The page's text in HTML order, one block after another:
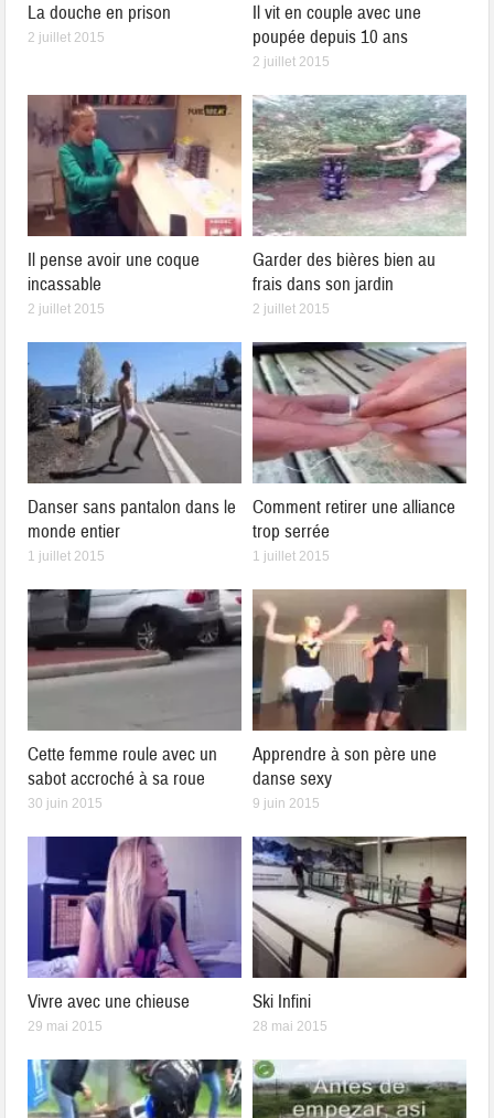
La douche en prison
2 juillet 2015
Il vit en couple avec une
poupée depuis 10 ans
2 juillet 2015
Il pense avoir une coque
incassable
2 juillet 2015
Garder des bières bien au
frais dans son jardin
2 juillet 2015
Danser sans pantalon dans le
monde entier
1 juillet 2015
Comment retirer une alliance
trop serrée
1 juillet 2015
Cette femme roule avec un
sabot accroché à sa roue
30 juin 2015
Apprendre à son père une
danse sexy
9 juin 2015
Vivre avec une chieuse
29 mai 2015
Ski Infini
28 mai 2015